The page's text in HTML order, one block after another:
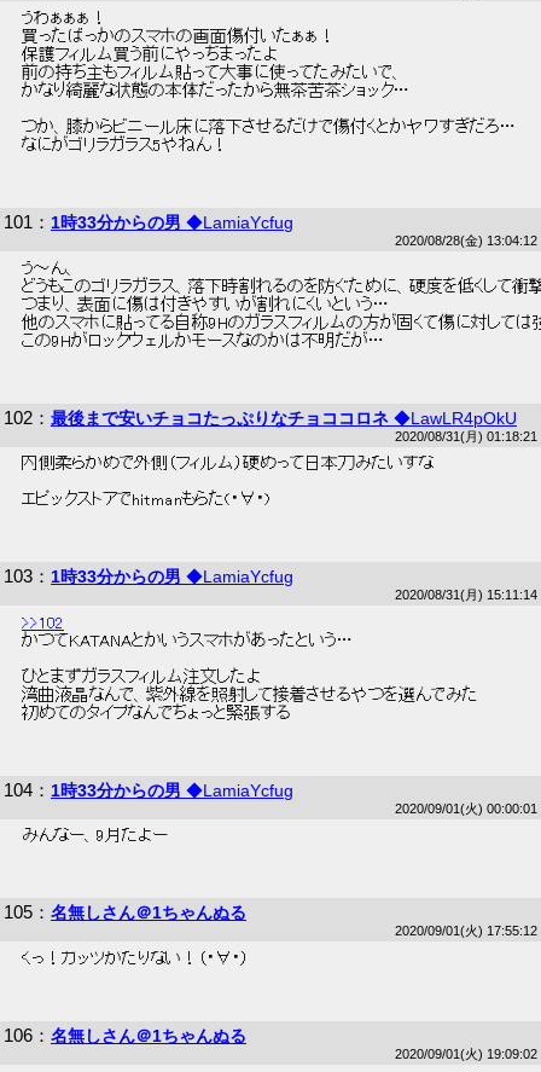
うわぁぁぁ！
買ったばっかのスマホの画面傷付いたぁぁ！
保護フィルム買う前にやっちまったよ
前の持ち主もフィルム貼って大事に使ってたみたいで、
かなり綺麗な状態の本体だったから無茶苦茶ショック…
つか、膝からビニール床に落下させるだけで傷付くとかヤワすぎだろ…
なにがゴリラガラス5やねん！
101 ： 1時33分からの男 ◆LamiaYcfug
2020/08/28(金) 13:04:12
う～ん、
どうもこのゴリラガラス、落下時割れるのを防ぐために、硬度を低くして
つまり、表面に傷は付きやすいが割れにくいという…
他のスマホに貼ってる自称9Hのガラスフィルムの方が固くて傷に対して
この9Hがロックウェルかモースなのかは不明だが…
102 ： 最後まで安いチョコたっぷりなチョココロネ ◆LawLR4pOkU
2020/08/31(月) 01:18:21
内側柔らかめで外側（フィルム）硬めって日本刀みたいすな
エピックストアでhitmanもらた(・∀・)
103 ： 1時33分からの男 ◆LamiaYcfug
2020/08/31(月) 15:11:14
>>102
かつてKATANAとかいうスマホがあったという…
ひとまずガラスフィルム注文したよ
湾曲液晶なんで、紫外線を照射して接着させるやつを選んでみた
初めてのタイプなんでちょっと緊張する
104 ： 1時33分からの男 ◆LamiaYcfug
2020/09/01(火) 00:00:01
みんなー、9月だよー
105 ： 名無しさん＠1ちゃんぬる
2020/09/01(火) 17:55:12
くっ！ガッツがたりない！（・∀・）
106 ： 名無しさん＠1ちゃんぬる
2020/09/01(火) 19:09:02